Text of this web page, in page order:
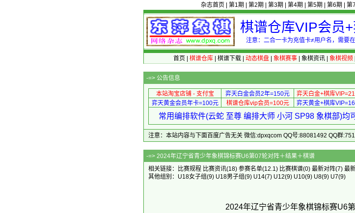
杂志首页 第1期 第2期 第3期 第4期 第5期 第6期 第
棋谱仓库VIP会员
注意：二合一卡为充值卡≠用户名，需要在
首页 棋谱仓库| 棋谱下载| 动态棋盘| 象棋赛事| 象棋资讯| 象棋视频
-=> 公告信息
本站淘宝店铺 - 支付宝 弈天白金会员2年=150元 弈天白金+棋库
弈天黄金会员年卡=100元
棋谱仓库vip会员=100元 弈天黄金+棋库
常用编排软件(云蛇 至尊 编排大师 小河 SP98 象棋部)
注意：本站内容与下面百度广告无关 微信:dpxqcom QQ号:88081492 QQ群
-=> 2024年辽宁省青少年象棋锦标赛U6第07
相关链接：
比赛规程 比赛资讯(18) 参赛名单(12.1) 比赛棋谱(0) 最新对阵(7) 最
其他组别： U18女子组(9) U18男子组(9) U14(7) U12(9) U10(9) U8(9) U7(9)
2024年辽宁省青少年象棋锦标赛U6